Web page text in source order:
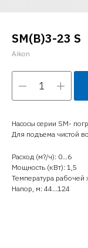
SM(B)3-23 S
Aikon
Насосы серии SM-
Для подъема чистой
Расход (м?/ч): 0…6
Мощность (кВт): 1,5
Температура рабочей
Напор, м: 44…124